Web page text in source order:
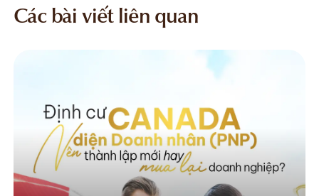
Các bài viết liên quan